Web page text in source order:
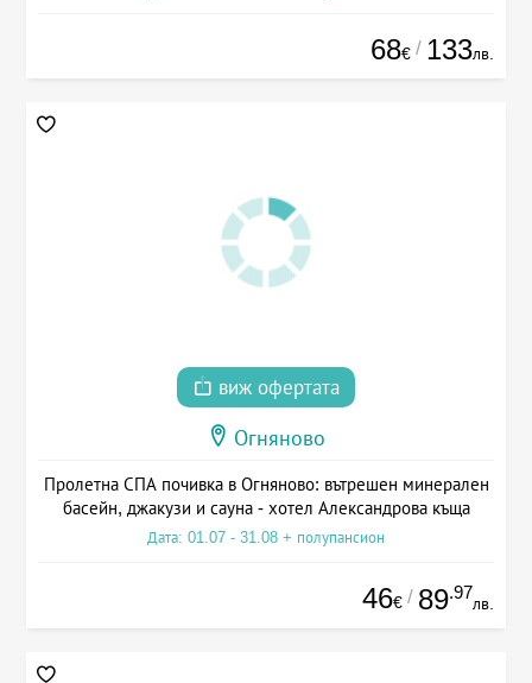
68€ / 133лв.
виж офертата
Огняново
Пролетна СПА почивка в Огняново: вътрешен минерален
басейн, джакузи и сауна - хотел Александрова къща
Дата: 01.07 - 31.08 + полупансион
46€ / 89.97
лв.